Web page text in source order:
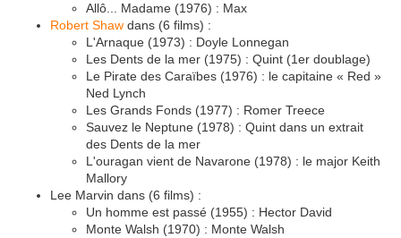
Allô... Madame (1976) : Max
Robert Shaw dans (6 films) :
L'Arnaque (1973) : Doyle Lonnegan
Les Dents de la mer (1975) : Quint (1er doublage)
Le Pirate des Caraïbes (1976) : le capitaine « Red »
Ned Lynch
Les Grands Fonds (1977) : Romer Treece
Sauvez le Neptune (1978) : Quint dans un extrait
des Dents de la mer
L'ouragan vient de Navarone (1978) : le major Keith
Mallory
Lee Marvin dans (6 films) :
Un homme est passé (1955) : Hector David
Monte Walsh (1970) : Monte Walsh